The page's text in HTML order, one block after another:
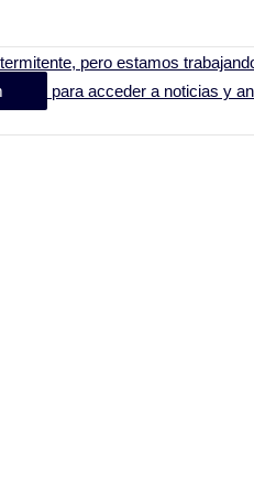
pero estamos
para acceder a noticias y